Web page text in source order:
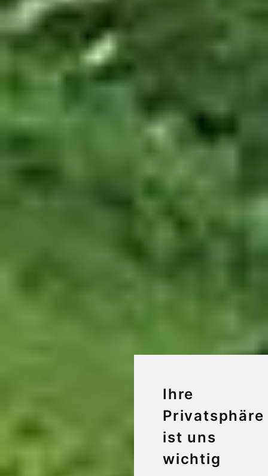
Ihre
Privatsphäre
ist uns
wichtig